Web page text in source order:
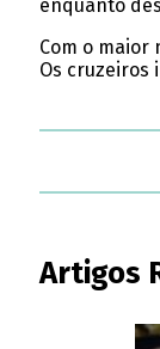
enquanto
Com o
Os cruzeiros
Artigos